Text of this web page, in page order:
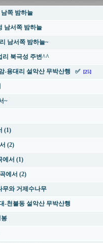
쪽 밤하늘
남서쪽 밤하늘
남서쪽 밤하늘~
리 북극성 주변^^
-용대리 설악산 무박산행 ✅ [25]
~
(1)
(2)
에서 (1)
에서 (2)
무와 거제수나무
-천불동 설악산 무박산행
봉